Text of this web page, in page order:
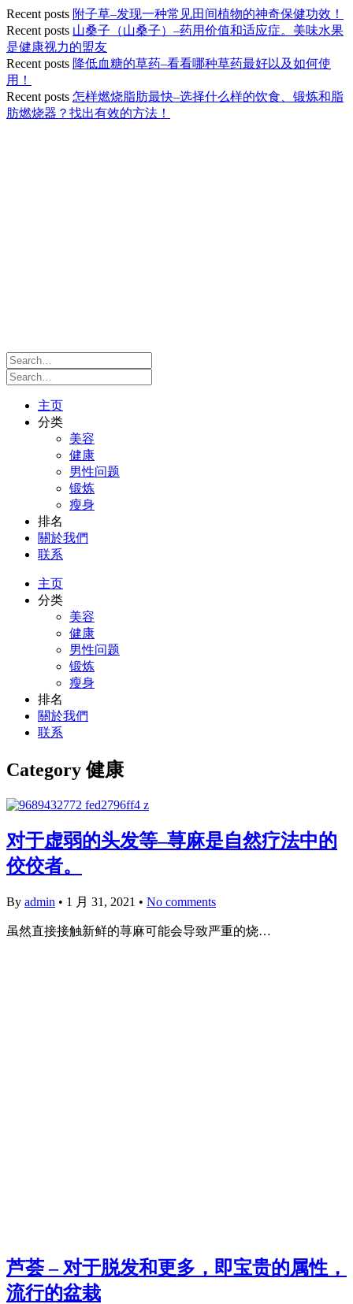
Recent posts 附子草–发现一种常见田间植物的神奇保健功效！
Recent posts 山桑子（山桑子）–药用价值和适应症。美味水果
是健康视力的盟友
Recent posts 降低血糖的草药–看看哪种草药最好以及如何使
用！
Recent posts 怎样燃烧脂肪最快–选择什么样的饮食、锻炼和脂
肪燃烧器？找出有效的方法！
主页
分类
美容
健康
男性问题
锻炼
瘦身
排名
關於我們
联系
主页
分类
美容
健康
男性问题
锻炼
瘦身
排名
關於我們
联系
Category健康
对于虚弱的头发等–荨麻是自然疗法中的
佼佼者。
By admin • 1 月 31, 2021 • No comments
虽然直接接触新鲜的荨麻可能会导致严重的烧…
芦荟 – 对于脱发和更多，即宝贵的属性，
流行的盆栽